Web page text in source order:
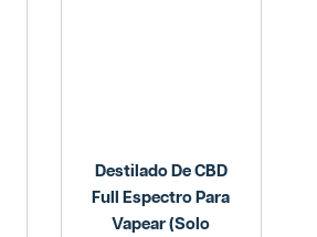
Destilado De CBD
Full Espectro Para
Vapear (solo